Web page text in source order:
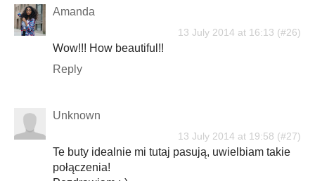
Amanda
13 July 2014 at 16:13
Wow!!! How beautiful!!
Reply
Unknown
13 July 2014 at 19:58
Te buty idealnie mi tutaj pasują, uwielbiam takie
połączenia!